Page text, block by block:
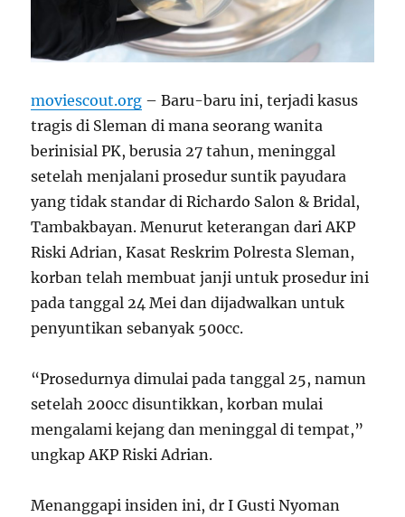
moviescout.org – Baru-baru ini, terjadi kasus
tragis di Sleman di mana seorang wanita
berinisial PK, berusia 27 tahun, meninggal
setelah menjalani prosedur suntik payudara
yang tidak standar di Richardo Salon & Bridal,
Tambakbayan. Menurut keterangan dari AKP
Riski Adrian, Kasat Reskrim Polresta Sleman,
korban telah membuat janji untuk prosedur ini
pada tanggal 24 Mei dan dijadwalkan untuk
penyuntikan sebanyak 500cc.
“Prosedurnya dimulai pada tanggal 25, namun
setelah 200cc disuntikkan, korban mulai
mengalami kejang dan meninggal di tempat,”
ungkap AKP Riski Adrian.
Menanggapi insiden ini, dr I Gusti Nyoman